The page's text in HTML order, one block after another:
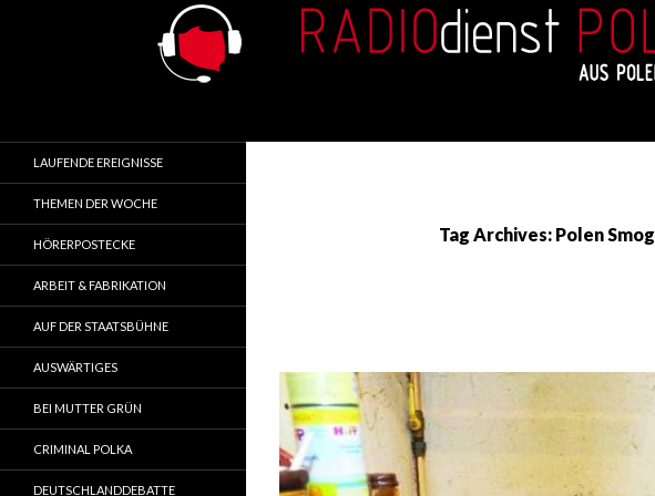
Tag Archives: Polen Smog
LAUFENDE EREIGNISSE
THEMEN DER WOCHE
HÖRERPOSTECKE
ARBEIT & FABRIKATION
AUF DER STAATSBÜHNE
AUSWÄRTIGES
BEI MUTTER GRÜN
CRIMINAL POLKA
DEUTSCHLANDDEBATTE